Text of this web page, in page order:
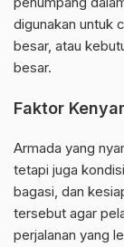
digunakan untuk
besar, atau
besar.
Faktor
Armada yang
tetapi juga
bagasi, dan
tersebut agar
perjalanan yang